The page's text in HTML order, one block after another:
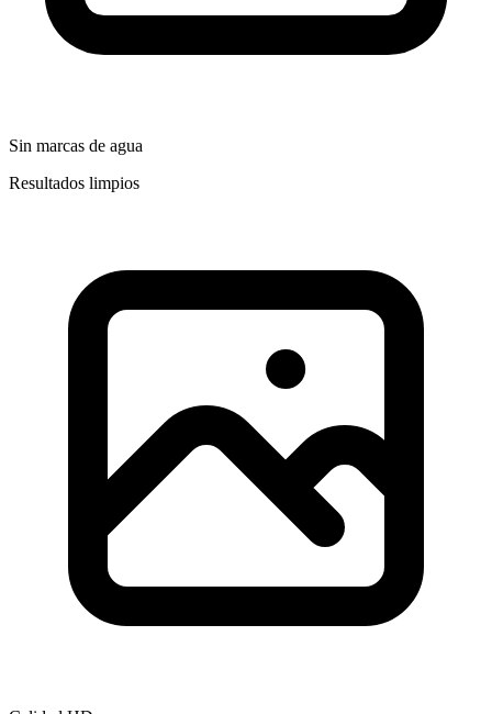
Sin marcas de agua
Resultados limpios